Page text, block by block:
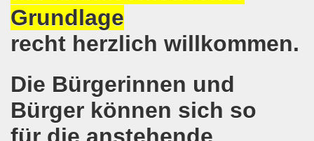
Grundlage
recht herzlich willkommen.
Die Bürgerinnen und
Bürger können sich so
Bewegung steigt am 12.08.2019!
diskutierte am 13.05.2019 mit Europawahl-
der Bergleute und ihrer Familien am 17.06.2019 und